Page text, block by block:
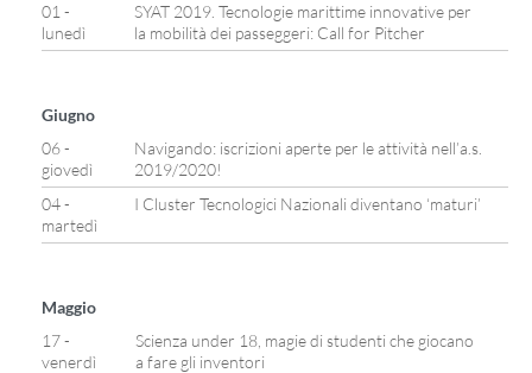
01 -
lunedì
SYAT 2019. Tecnologie marittime innovative per
la mobilità dei passeggeri: Call for Pitcher
Giugno
06 -
giovedì
Navigando: iscrizioni aperte per le attività nell’a.s.
2019/2020!
04 -
martedì
I Cluster Tecnologici Nazionali diventano ‘maturi’
Maggio
17 -
venerdì
Scienza under 18, magie di studenti che giocano
a fare gli inventori